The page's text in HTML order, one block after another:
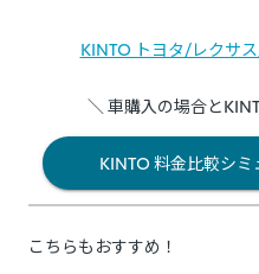
KINTO トヨタ/レクサ
＼ 車購入の場合と
KINTO 料金比較シ